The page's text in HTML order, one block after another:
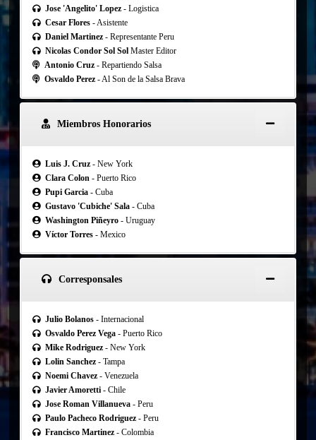
Jose 'Angelito' Lopez- Logistica
Cesar Flores- Asistente
Daniel Martinez- Representante Peru
Nicolas Condor Sol SolMaster Editor
Antonio Cruz- Repartiendo Salsa
Osvaldo Perez - Al Son de la Salsa Brava
Miembros Honorarios
Luis J. Cruz- New York
Clara Colon- Puerto Rico
Pupi Garcia- Cuba
Gustavo 'Cubiche' Sala- Cuba
Washington Piñeyro - Uruguay
Víctor Torres - Mexico
Corresponsales
Julio Bolanos- Internacional
Osvaldo Perez Vega- Puerto Rico
Mike Rodriguez- New York
Lolin Sanchez- Tampa
Noemi Chavez- Venezuela
Javier Amoretti- Chile
Jose Roman Villanueva- Peru
Paulo Pacheco Rodriguez- Peru
Francisco Martinez- Colombia